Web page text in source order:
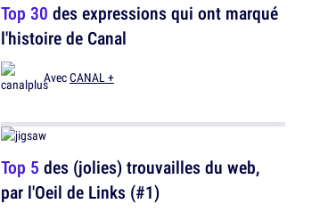
Top 30 des expressions qui ont marqué
l'histoire de Canal
AvecCANAL +
Top 5 des (jolies) trouvailles du web,
par l'Oeil de Links (#1)